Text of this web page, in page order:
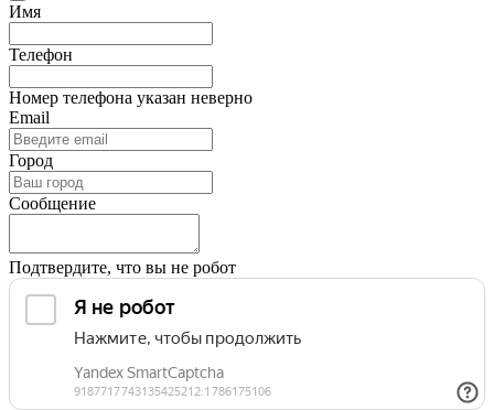
Имя
Телефон
Номер телефона указан неверно
Email
Город
Сообщение
Подтвердите, что вы не робот